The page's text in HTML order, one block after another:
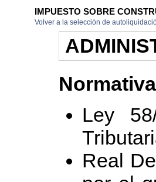
IMPUESTO SOBRE
Volver a la selección de
Ley
Real